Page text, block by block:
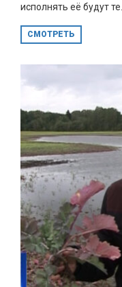
исполнять её будут те...
СМОТРЕТЬ